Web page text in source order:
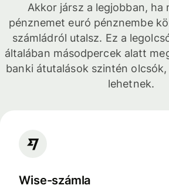
Akkor jársz a legjobban, ha
pénznemet euró pénznembe
számládról utalsz. Ez a
általában másodpercek alatt
banki átutalások szintén
lehetnek.
Wise-számla